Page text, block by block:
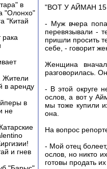
в
"Олонхо"
"Китай
Жители
в аренду
в
не
и гнев
"ВОТ У АЙМАН
- Муж вчера
перевязывали -
пришли просить
себе, - говорит
Женщина
разговорилась.
- В этой округе
ослов, а вот у
мы тоже купили
она.
На вопрос
- Мой отец
ослов, но никто
готовы продать